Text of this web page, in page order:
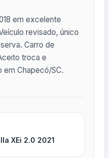
em excelente
revisado, único
Carro de
troca e
em Chapecó/SC.
XEi 2.0 2021